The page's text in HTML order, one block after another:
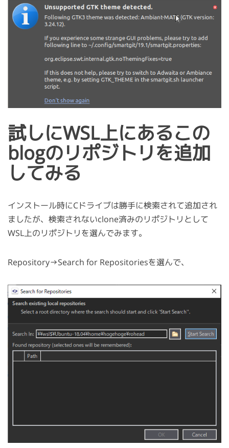
試しにWSL上にあるこの
blogのリポジトリを追加
してみる
インストール時にCドライブは勝手に検索されて追加され
ましたが、検索されないclone済みのリポジトリとして
WSL上のリポジトリを選んでみます。
Repository→Search for Repositoriesを選んで、